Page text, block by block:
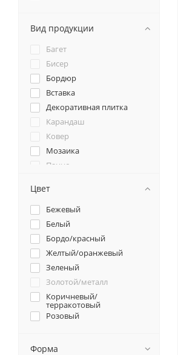
Вид продукции
Багет
Бисер
Бордюр
Вставка
Декоративная плитка
Карандаш
Ковер
Мозаика
Панно
Подступенок
Розон
Ступень
Угол
Фоновая плитка
Цвет
Бежевый
Белый
Бордо/красный
Желтый/оранжевый
Зеленый
Золотой/металл
Коричневый/
терракотовый
Розовый
Синий/голубой
Форма